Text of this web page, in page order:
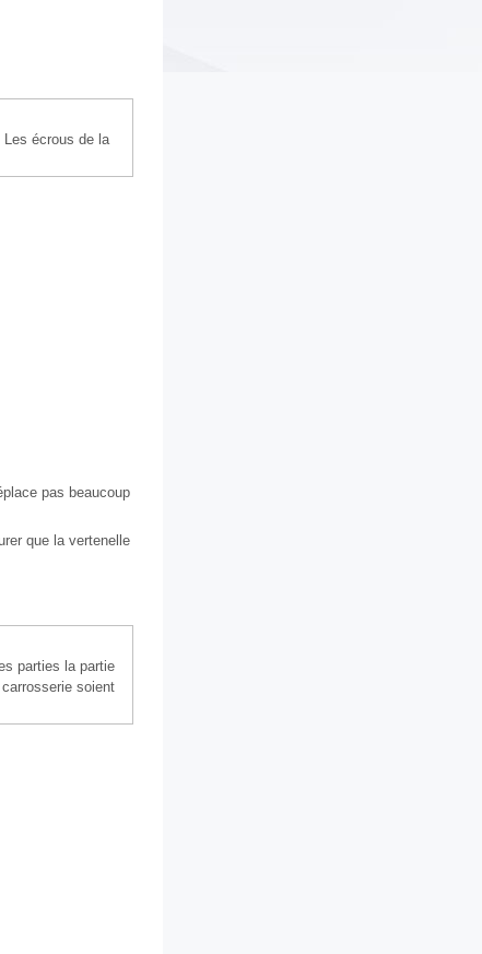
écrous de la
pas beaucoup
que la vertenelle
parties la partie
soient